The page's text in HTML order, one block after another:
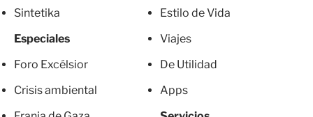
Sintetika
Especiales
Foro Excélsior
Crisis ambiental
Estilo de Vida
Viajes
De Utilidad
Apps